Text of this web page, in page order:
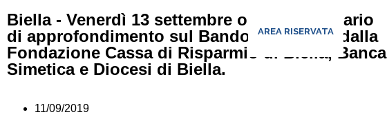
AREA RISERVATA
Biella - Venerdì 13 settembre ore 16: seminario
di approfondimento sul Bando promosso dalla
Fondazione Cassa di Risparmio di Biella, Banca
Simetica e Diocesi di Biella.
11/09/2019